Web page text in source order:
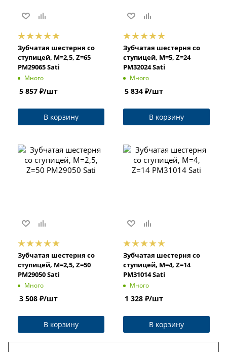
Зубчатая шестерня со
ступицей, M=2,5, Z=65
PM29065 Sati
Много
5 857 ₽/шт
В корзину
Зубчатая шестерня со
ступицей, M=5, Z=24
PM32024 Sati
Много
5 834 ₽/шт
В корзину
Зубчатая шестерня со
ступицей, M=2,5, Z=50
PM29050 Sati
Много
3 508 ₽/шт
В корзину
Зубчатая шестерня со
ступицей, M=4, Z=14
PM31014 Sati
Много
1 328 ₽/шт
В корзину